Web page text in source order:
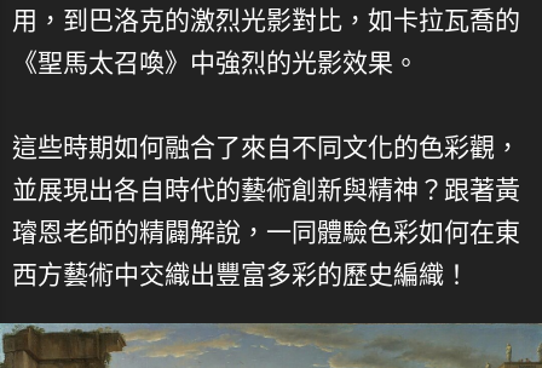
用，到巴洛克的激烈光影對比，如卡拉瓦喬的
《聖馬太召喚》中強烈的光影效果。
這些時期如何融合了來自不同文化的色彩觀，
並展現出各自時代的藝術創新與精神？跟著黃
璿恩老師的精闢解說，一同體驗色彩如何在東
西方藝術中交織出豐富多彩的歷史編織！